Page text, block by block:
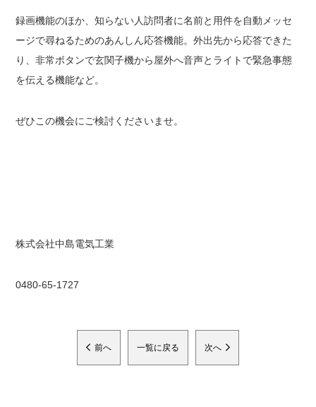
録画機能のほか、知らない人訪問者に名前と用件を自動メッセ
ージで尋ねるためのあんしん応答機能。外出先から応答できた
り、非常ボタンで玄関子機から屋外へ音声とライトで緊急事態
を伝える機能など。
ぜひこの機会にご検討くださいませ。
株式会社中島電気工業
0480-65-1727
前へ 一覧に戻る 次へ